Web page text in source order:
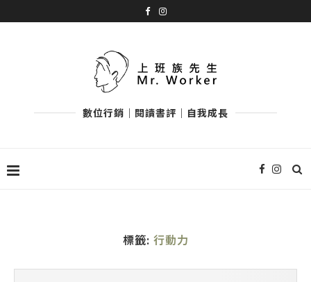
數位行銷｜閱讀書評｜自我成長
標籤: 行動力